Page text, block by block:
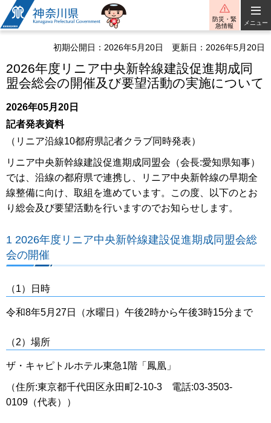
神奈川県
防災・緊
急情報
メニュー
初期公開日：2026年5月20日 更新日：2026年5月20日
2026年度リニア中央新幹線建設促進期成同
盟会総会の開催及び要望活動の実施について
2026年05月20日
記者発表資料
（リニア沿線10都府県記者クラブ同時発表）
リニア中央新幹線建設促進期成同盟会（会長:愛知県知事）
では、沿線の都府県で連携し、リニア中央新幹線の早期全
線整備に向け、取組を進めています。この度、以下のとお
り総会及び要望活動を行いますのでお知らせします。
1 2026年度リニア中央新幹線建設促進期成同盟会総
会の開催
（1）日時
令和8年5月27日（水曜日）午後2時から午後3時15分まで
（2）場所
ザ・キャピトルホテル東急1階「鳳凰」
（住所:東京都千代田区永田町2-10-3 電話:03-3503-
0109（代表））